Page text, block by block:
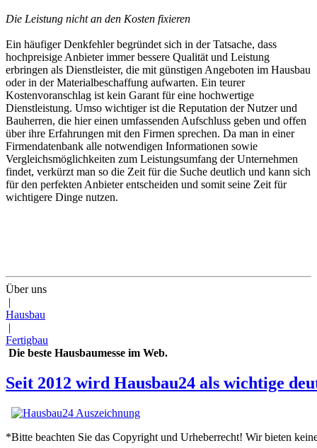
Die Leistung nicht an den Kosten fixieren
Ein häufiger Denkfehler begründet sich in der Tatsache, dass
hochpreisige Anbieter immer bessere Qualität und Leistung
erbringen als Dienstleister, die mit günstigen Angeboten im Hausbau
oder in der Materialbeschaffung aufwarten. Ein teurer
Kostenvoranschlag ist kein Garant für eine hochwertige
Dienstleistung. Umso wichtiger ist die Reputation der Nutzer und
Bauherren, die hier einen umfassenden Aufschluss geben und offen
über ihre Erfahrungen mit den Firmen sprechen. Da man in einer
Firmendatenbank alle notwendigen Informationen sowie
Vergleichsmöglichkeiten zum Leistungsumfang der Unternehmen
findet, verkürzt man so die Zeit für die Suche deutlich und kann sich
für den perfekten Anbieter entscheiden und somit seine Zeit für
wichtigere Dinge nutzen.
Über uns
|
Hausbau
|
Fertigbau
Die beste Hausbaumesse im Web.
Seit 2012 wird Hausbau24 als wichtige
*Bitte beachten Sie das Copyright und Urheberrecht! Wir bieten